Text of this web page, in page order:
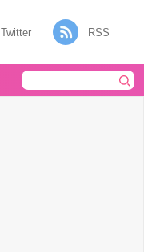
Twitter RSS